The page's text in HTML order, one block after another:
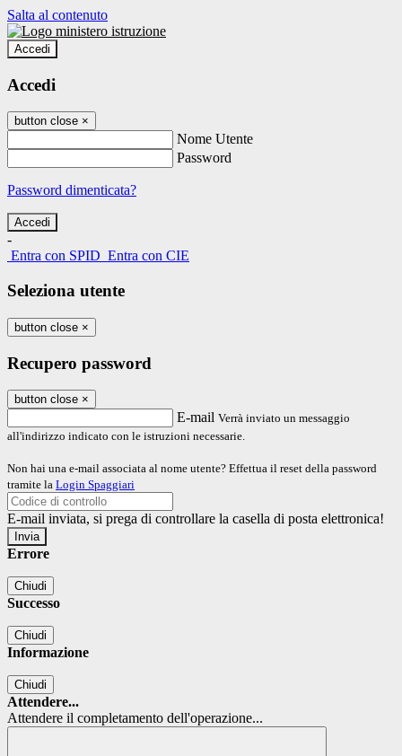
Salta al contenuto
Accedi
Accedi
button close ×
Nome Utente
Password
Password dimenticata?
-
Entra con SPID Entra con CIE
Seleziona utente
button close ×
Recupero password
button close ×
E-mail Verrà inviato un messaggio
all'indirizzo indicato con le istruzioni necessarie.
Non hai una e-mail associata al nome utente? Effettua il reset della password
tramite la Login Spaggiari
E-mail inviata, si prega di controllare la casella di posta elettronica!
Errore
Chiudi
Successo
Chiudi
Informazione
Chiudi
Attendere...
Attendere il completamento dell'operazione...